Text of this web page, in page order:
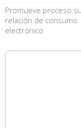
Promueve proceso
relación de
electrónico